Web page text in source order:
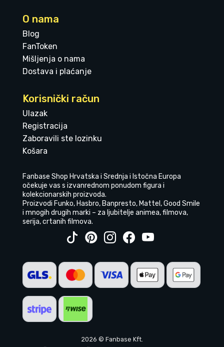
O nama
Blog
FanToken
Mišljenja o nama
Dostava i plaćanje
Korisnički račun
Ulazak
Registracija
Zaboravili ste lozinku
Košara
Fanbase Shop Hrvatska i Srednja i Istočna Europa
očekuje vas s izvanrednom ponudom figura i
kolekcionarskih proizvoda.
Proizvodi Funko, Hasbro, Banpresto, Mattel, Good Smile
i mnogih drugih marki – za ljubitelje animea, filmova,
serija, crtanih filmova.
2026 © Fanbase Kft.